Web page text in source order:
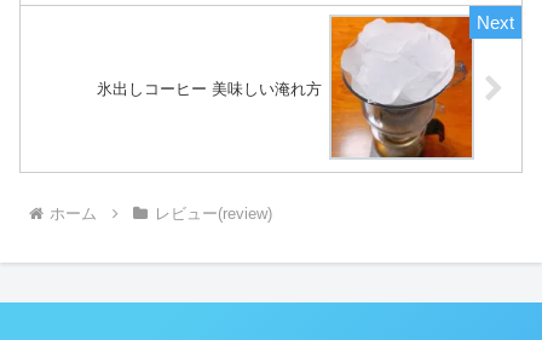
氷出しコーヒー 美味しい淹れ方
ホーム レビュー(review)